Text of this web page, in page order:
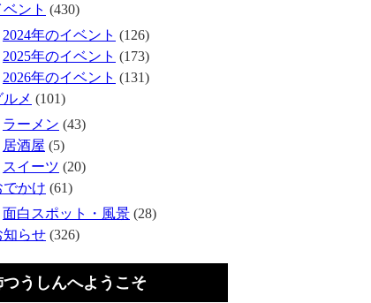
ベント (430)
2024年のイベント (126)
2025年のイベント (173)
2026年のイベント (131)
ルメ (101)
ラーメン (43)
居酒屋 (5)
スイーツ (20)
でかけ (61)
面白スポット・風景 (28)
知らせ (326)
うしんへようこそ